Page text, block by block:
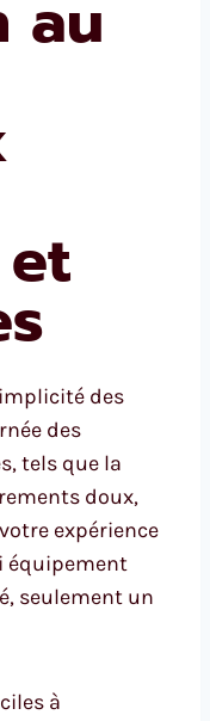
au
des
des
tels que la
doux,
expérience
équipement
seulement un
à